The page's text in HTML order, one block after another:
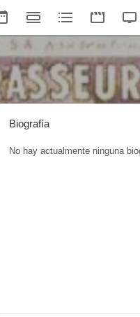
Biografía
No hay actualmente ninguna